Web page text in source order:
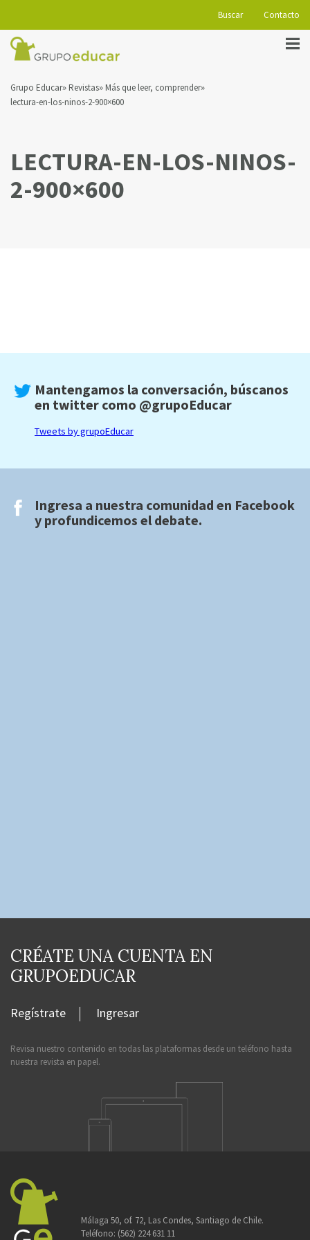
Buscar Contacto
Grupo Educar Revistas Más que leer, comprender
lectura-en-los-ninos-2-900×600
LECTURA-EN-LOS-NINOS-
2-900×600
Mantengamos la conversación, búscanos
en twitter como @grupoEducar
Tweets by grupoEducar
Ingresa a nuestra comunidad en Facebook
y profundicemos el debate.
CRÉATE UNA CUENTA EN
GRUPOEDUCAR
Regístrate Ingresar
Revisa nuestro contenido en todas las plataformas desde un teléfono hasta
nuestra revista en papel.
Málaga 50, of. 72, Las Condes, Santiago de Chile.
Teléfono: (562) 224 631 11